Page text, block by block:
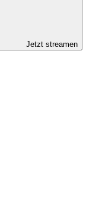
Jetzt streamen